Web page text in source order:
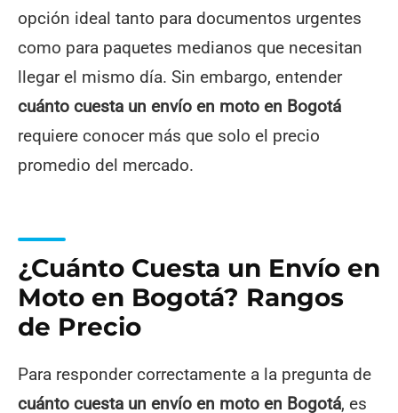
opción ideal tanto para documentos urgentes
como para paquetes medianos que necesitan
llegar el mismo día. Sin embargo, entender
cuánto cuesta un envío en moto en Bogotá
requiere conocer más que solo el precio
promedio del mercado.
¿Cuánto Cuesta un Envío en
Moto en Bogotá? Rangos
de Precio
Para responder correctamente a la pregunta de
cuánto cuesta un envío en moto en Bogotá, es